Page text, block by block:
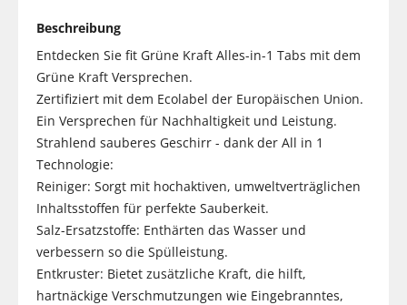
Beschreibung
Entdecken Sie fit Grüne Kraft Alles-in-1 Tabs mit dem
Grüne Kraft Versprechen.
Zertifiziert mit dem Ecolabel der Europäischen Union.
Ein Versprechen für Nachhaltigkeit und Leistung.
Strahlend sauberes Geschirr - dank der All in 1
Technologie:
Reiniger: Sorgt mit hochaktiven, umweltverträglichen
Inhaltsstoffen für perfekte Sauberkeit.
Salz-Ersatzstoffe: Enthärten das Wasser und
verbessern so die Spülleistung.
Entkruster: Bietet zusätzliche Kraft, die hilft,
hartnäckige Verschmutzungen wie Eingebranntes,